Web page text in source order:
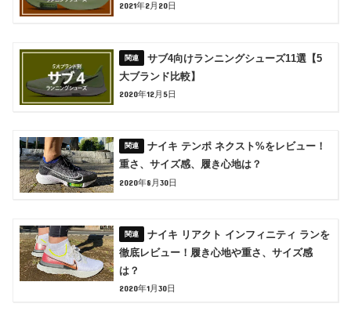
2021年2月20日
サブ4向けランニングシューズ11選【5
大ブランド比較】
2020年12月5日
ナイキ テンポ ネクスト%をレビュー！
重さ、サイズ感、履き心地は？
2020年8月30日
ナイキ リアクト インフィニティ ランを
徹底レビュー！履き心地や重さ、サイズ感
は？
2020年1月30日